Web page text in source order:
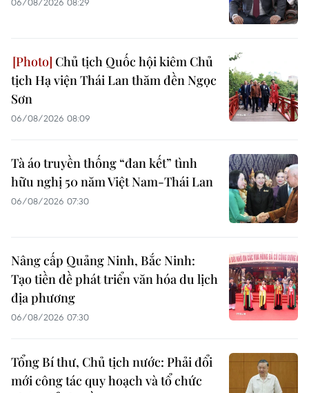
Chủ tịch Quốc hội kiêm Chủ
tịch Hạ viện Thái Lan thăm đền Ngọc
Sơn
06/08/2026 08:09
Tà áo truyền thống “đan kết” tình
hữu nghị 50 năm Việt Nam-Thái Lan
06/08/2026 07:30
Nâng cấp Quảng Ninh, Bắc Ninh:
Tạo tiền đề phát triển văn hóa du lịch
địa phương
06/08/2026 07:30
Tổng Bí thư, Chủ tịch nước: Phải đổi
mới công tác quy hoạch và tổ chức